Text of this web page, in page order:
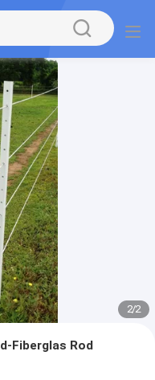
2/2
Fiberglas Rod